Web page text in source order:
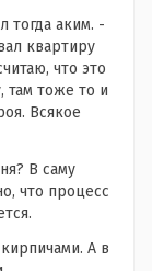
тогда аким. -
квартиру
что это
там тоже то и
Всякое
В саму
что процесс
А в